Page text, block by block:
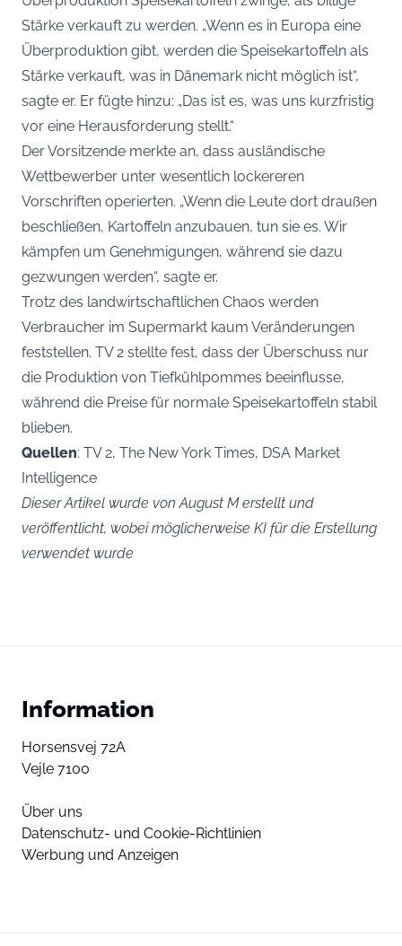
Stärke verkauft zu werden. „Wenn es in Europa eine
Überproduktion gibt, werden die Speisekartoffeln als
Stärke verkauft, was in Dänemark nicht möglich ist“,
sagte er. Er fügte hinzu: „Das ist es, was uns kurzfristig
vor eine Herausforderung stellt.“
Der Vorsitzende merkte an, dass ausländische
Wettbewerber unter wesentlich lockereren
Vorschriften operierten. „Wenn die Leute dort draußen
beschließen, Kartoffeln anzubauen, tun sie es. Wir
kämpfen um Genehmigungen, während sie dazu
gezwungen werden“, sagte er.
Trotz des landwirtschaftlichen Chaos werden
Verbraucher im Supermarkt kaum Veränderungen
feststellen. TV 2 stellte fest, dass der Überschuss nur
die Produktion von Tiefkühlpommes beeinflusse,
während die Preise für normale Speisekartoffeln stabil
blieben.
Quellen: TV 2, The New York Times, DSA Market
Intelligence
Dieser Artikel wurde von August M erstellt und
veröffentlicht, wobei möglicherweise KI für die Erstellung
verwendet wurde
Information
Horsensvej 72A
Vejle 7100
Über uns
Datenschutz- und Cookie-Richtlinien
Werbung und Anzeigen